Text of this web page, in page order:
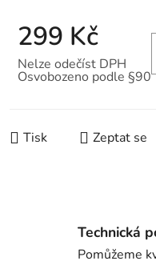
hvězdiček.
299 Kč
Nelze odečíst DPH
Osvobozeno podle §90
Tisk Zeptat se
Technická
Pomůžeme